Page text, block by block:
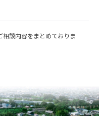
談内容をまとめておりま